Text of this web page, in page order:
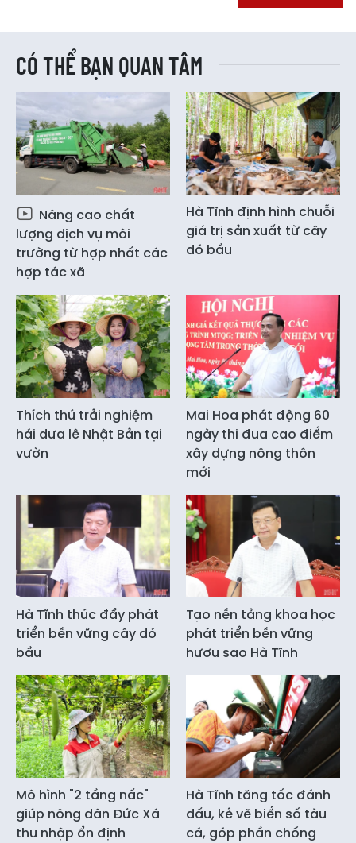
CÓ THỂ BẠN QUAN TÂM
Nâng cao chất
lượng dịch vụ môi
trường từ hợp nhất các
hợp tác xã
Hà Tĩnh định hình chuỗi
giá trị sản xuất từ cây
dó bầu
Thích thú trải nghiệm
hái dưa lê Nhật Bản tại
vườn
Mai Hoa phát động 60
ngày thi đua cao điểm
xây dựng nông thôn
mới
Hà Tĩnh thúc đẩy phát
triển bền vững cây dó
bầu
Tạo nền tảng khoa học
phát triển bền vững
hươu sao Hà Tĩnh
Mô hình "2 tầng nấc"
giúp nông dân Đức Xá
thu nhập ổn định
Hà Tĩnh tăng tốc đánh
dấu, kẻ vẽ biển số tàu
cá, góp phần chống